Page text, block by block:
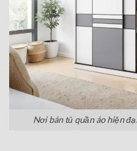
Nơi bán tủ quần áo hiện